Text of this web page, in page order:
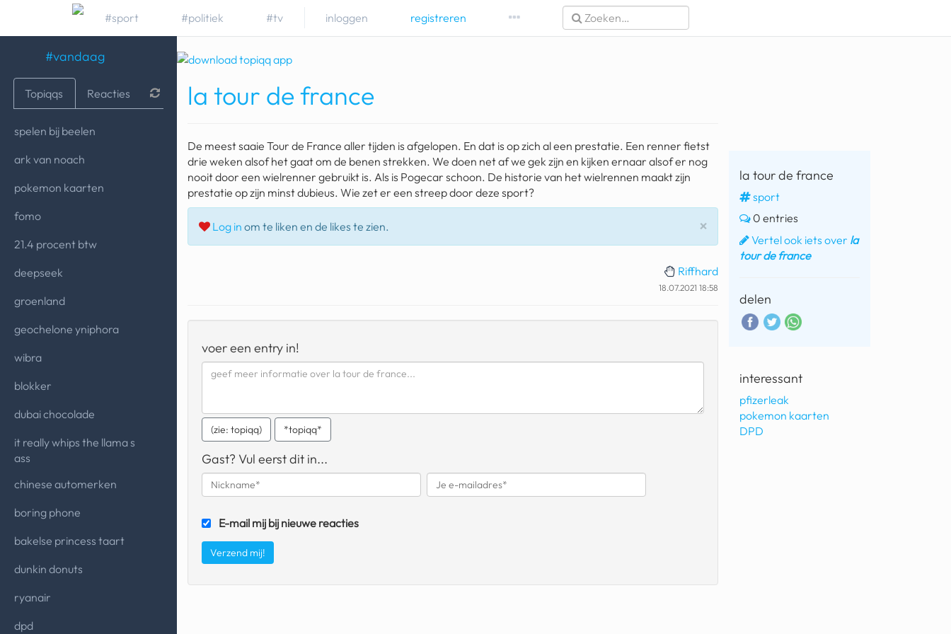
#sport #politiek #tv inloggen registreren
#vandaag
Topiqqs Reacties
spelen bij beelen
ark van noach
pokemon kaarten
fomo
21.4 procent btw
deepseek
groenland
geochelone yniphora
wibra
blokker
dubai chocolade
it really whips the llama s
ass
chinese automerken
boring phone
bakelse princess taart
dunkin donuts
ryanair
dpd
la tour de france
De meest saaie Tour de France aller tijden is afgelopen. En dat is op zich al een prestatie. Een renner fietst
drie weken alsof het gaat om de benen strekken. We doen net af we gek zijn en kijken ernaar alsof er nog
nooit door een wielrenner gebruikt is. Als is Pogecar schoon. De historie van het wielrennen maakt zijn
prestatie op zijn minst dubieus. Wie zet er een streep door deze sport?
×Sluiten
Log in om te liken en de likes te zien.
Riffhard
18.07.2021 18:58
voer een entry in!
(zie: topiqq) *topiqq*
Gast? Vul eerst dit in...
E-mail mij bij nieuwe reacties
la tour de france
sport
0 entries
Vertel ook iets over la
tour de france
delen
interessant
pfizerleak
pokemon kaarten
DPD